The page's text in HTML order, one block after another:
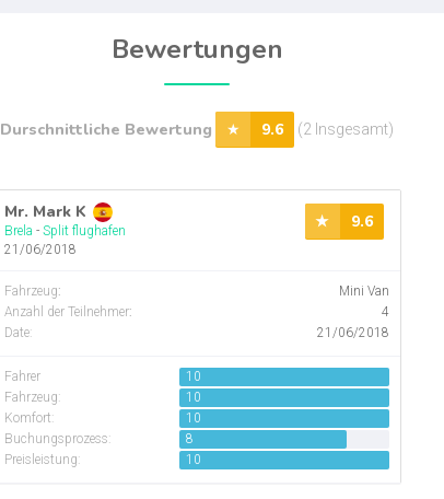
Bewertungen
Durschnittliche Bewertung 9.6 (2 Insgesamt)
Mr. Mark K
Brela -Split flughafen
21/06/2018
Fahrzeug:
Mini Van
Anzahl der Teilnehmer:
4
Date:
21/06/2018
Fahrer
10
Fahrzeug:
10
Komfort:
10
Buchungsprozess:
8
Preisleistung:
10
9.6